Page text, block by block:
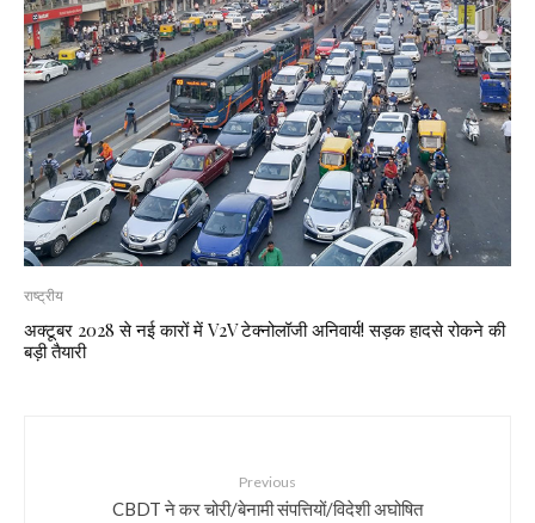
राष्ट्रीय
अक्टूबर 2028 से नई कारों में V2V टेक्नोलॉजी अनिवार्य! सड़क हादसे रोकने की
बड़ी तैयारी
Previous
CBDT ने कर चोरी/बेनामी संपत्तियों/विदेशी अघोषित